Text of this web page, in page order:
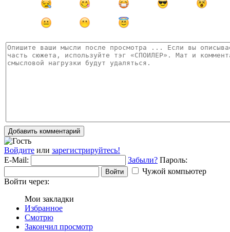
Добавить комментарий
Войдите или зарегистрируйтесь!
E-Mail:
Забыли? Пароль:
Войти
Чужой компьютер
Войти через:
Мои закладки
Избранное
Смотрю
Закончил просмотр